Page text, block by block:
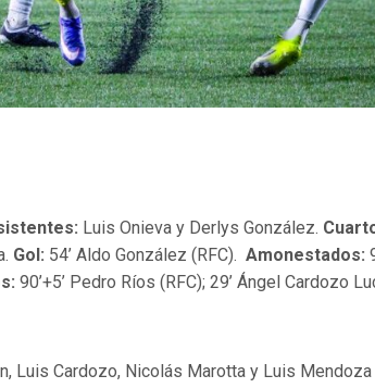
Luis Onieva y Derlys González.
Gol: 54’ Aldo González (RFC). Amonestados:
90’+5’ Pedro Ríos (RFC); 29’ Ángel Cardozo
Luis Cardozo, Nicolás Marotta y Luis Mendoza